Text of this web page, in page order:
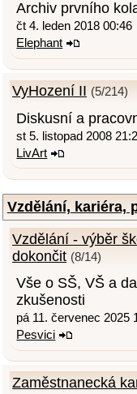
Archiv prvního
čt 4. leden 2018 00:46
Elephant
VyHození II (5/214)
Diskusní a
st 5. listopad 2008
LivArt
Vzdělání, kariéra,
Vzdělání - výběr
dokončit (8/14)
Vše o SŠ, VŠ a
zkušenosti
pá 11. červenec 2025
Pesvici
Zaměstnanecká